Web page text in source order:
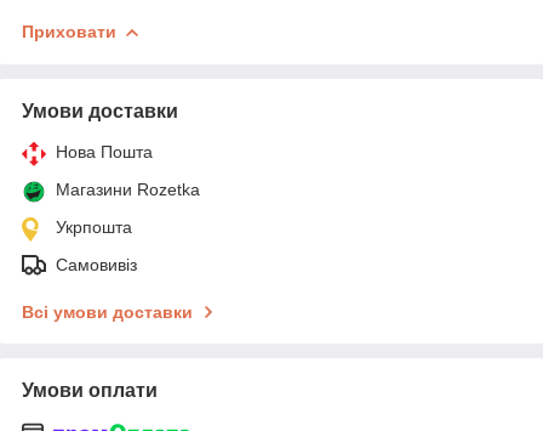
Приховати
Умови доставки
Нова Пошта
Магазини Rozetka
Укрпошта
Самовивіз
Всі умови доставки
Умови оплати